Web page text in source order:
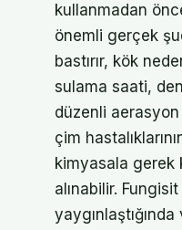
kullanmadan
önemli gerçek
bastırır, kök
sulama saati,
düzenli aerasyon
çim
kimyasala gerek
alınabilir.